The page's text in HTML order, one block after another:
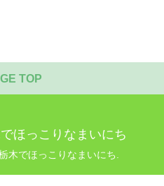
TOP
ほっこりなまいにち
木でほっこりなまいにち.